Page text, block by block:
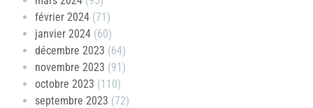
février 2024 (71)
janvier 2024 (60)
décembre 2023 (64)
novembre 2023 (91)
octobre 2023 (110)
septembre 2023 (72)